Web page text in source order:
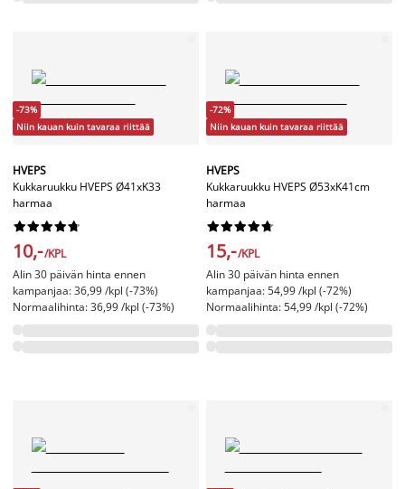
-73%
Niin kauan kuin tavaraa riittää
HVEPS
Kukkaruukku HVEPS Ø41xK33
harmaa






10,-/KPL
Alin 30 päivän hinta ennen
kampanjaa: 36,99 /kpl (-73%)
Normaalihinta: 36,99 /kpl (-73%)
-72%
Niin kauan kuin tavaraa riittää
HVEPS
Kukkaruukku HVEPS Ø53xK41cm
harmaa






15,-/KPL
Alin 30 päivän hinta ennen
kampanjaa: 54,99 /kpl (-72%)
Normaalihinta: 54,99 /kpl (-72%)